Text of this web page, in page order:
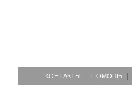
КОНТАКТЫ ПОМОЩЬ